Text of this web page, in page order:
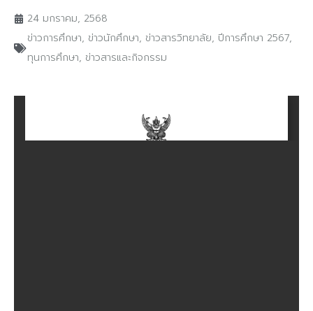
24 มกราคม, 2568
ข่าวการศึกษา, ข่าวนักศึกษา, ข่าวสารวิทยาลัย, ปีการศึกษา 2567,
ทุนการศึกษา, ข่าวสารและกิจกรรม